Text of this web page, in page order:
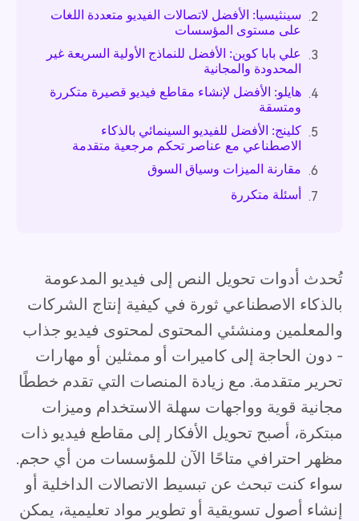
2.
سينثيسيا: الأفضل لاتصالات الفيديو متعددة اللغات
على مستوى المؤسسات
3.
علي بابا كوين: الأفضل للنماذج الأولية السريعة غير
المحدودة والمجانية
4.
هايلو: الأفضل لإنشاء مقاطع فيديو قصيرة متكررة
ومتسقة
5.
كلينج: الأفضل للفيديو السينمائي بالذكاء
الاصطناعي مع عناصر تحكم مرجعية متقدمة
6.
مقارنة الميزات وسياق السوق
7.
أسئلة متكررة
تُحدث أدوات تحويل النص إلى فيديو المدعومة
بالذكاء الاصطناعي ثورة في كيفية إنتاج الشركات
والمعلمين ومنشئي المحتوى لمحتوى فيديو جذاب
- دون الحاجة إلى كاميرات أو ممثلين أو مهارات
تحرير متقدمة. مع زيادة المنصات التي تقدم خططًا
مجانية قوية وواجهات سهلة الاستخدام وميزات
مبتكرة، أصبح تحويل الأفكار إلى مقاطع فيديو ذات
مظهر احترافي متاحًا الآن للمؤسسات من أي حجم.
سواء كنت تبحث عن تبسيط الاتصالات الداخلية أو
إنشاء أصول تسويقية أو تطوير مواد تعليمية، يمكن